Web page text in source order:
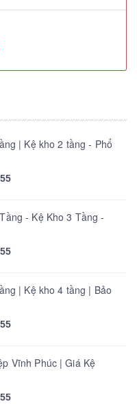
| Kệ kho 2 tầng - Phổ
- Kệ Kho 3 Tầng -
| Kệ kho 4 tầng | Bảo
Vĩnh Phúc | Giá Kệ